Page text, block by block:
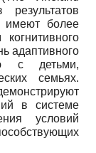
имеют более
адаптивного
с детьми,
семьях.
в системе
условий